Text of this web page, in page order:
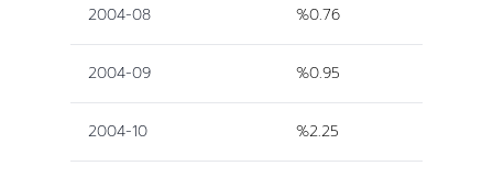
2004-08 %0.76
2004-09 %0.95
2004-10 %2.25